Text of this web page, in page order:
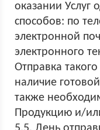
оказании Услуг
способов: по
электронной
электронного
Отправка
наличие
также
Продукцию и/